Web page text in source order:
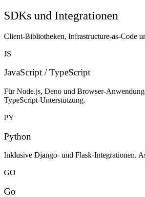
SDKs und Integrationen
Client-Bibliotheken, Infrastructure-as-Code
JS
JavaScript / TypeScript
Für Node.js, Deno und Browser-
TypeScript-Unterstützung.
PY
Python
Inklusive Django- und Flask-Integrationen.
GO
Go